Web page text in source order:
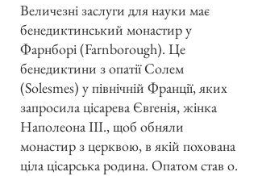
Величезні заслуги для науки має
бенедиктинський монастир у
Фарнборі (Farnborough). Це
бенедиктини з опатії Солем
(Solesmes) у північній Франції, яких
запросила цісарева Євгенія, жінка
Наполеона III., щоб обняли
монастир з церквою, в якій похована
ціла цісарська родина. Опатом став о.